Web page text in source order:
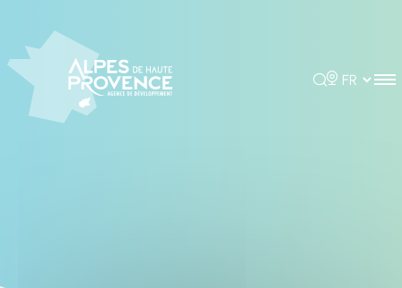
Rechercher
Choisir la